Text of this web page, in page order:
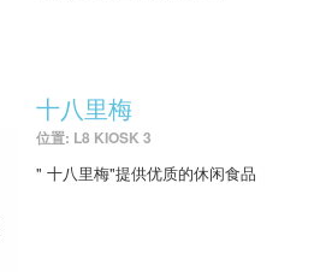
十八里梅
位置: L8 KIOSK 3
" 十八里梅"提供优质的休闲食品